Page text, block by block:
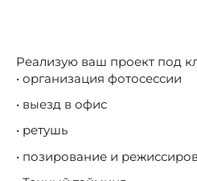
Реализую ваш проект под
• организация фотосессии
• выезд в офис
• ретушь
• позирование и